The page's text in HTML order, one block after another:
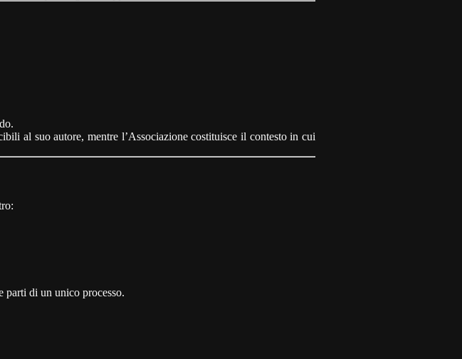
al suo autore, mentre l’Associazione costituisce il contesto in cui
parti di un unico processo.